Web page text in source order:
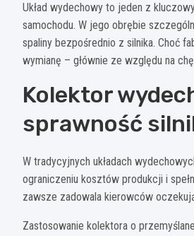
Układ wydechowy to jeden z
samochodu. W jego obrębie
spaliny bezpośrednio z silnika. Choć
wymianę – głównie ze względu na
Kolektor
sprawność
W tradycyjnych układach
ograniczeniu kosztów produkcji i
zawsze zadowala kierowców
Zastosowanie kolektora o